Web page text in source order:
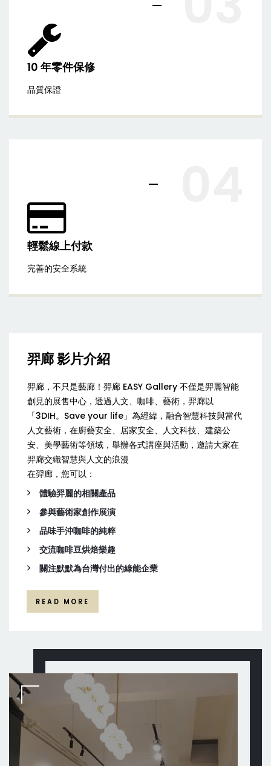
10 年零件保修
品質保證
輕鬆線上付款
完善的安全系統
羿廊 影片介紹
羿廊，不只是藝廊！羿廊 EASY Gallery 不僅是羿麗智能
創見的展售中心，透過人文、咖啡、藝術，羿廊以
「3DIH。Save your life」為經緯，融合智慧科技與當代
人文藝術，在廚藝安全、居家安全、人文科技、建築公
安、美學藝術等領域，舉辦各式講座與活動，邀請大家在
羿廊交織智慧與人文的浪漫
在羿廊，您可以：
體驗羿麗的相關產品
參與藝術家創作展演
品味手沖咖啡的純粹
交流咖啡豆烘焙樂趣
關注默默為台灣付出的綠能企業
READ MORE